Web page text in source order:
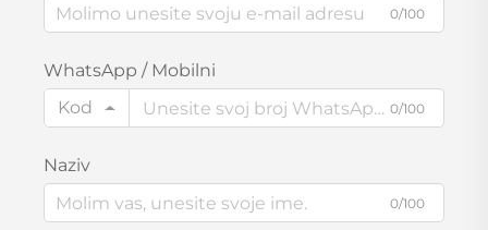
0/100
WhatsApp / Mobilni
Kod
0/100
Naziv
0/100